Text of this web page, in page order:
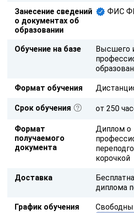
Занесение сведений
о документах об
образовании
ФИС
Обучение на базе
Высшего
Формат обучения
Срок обучения от 250
Формат
получаемого
документа
Диплом о
корочкой
Доставка
диплома
График обучения